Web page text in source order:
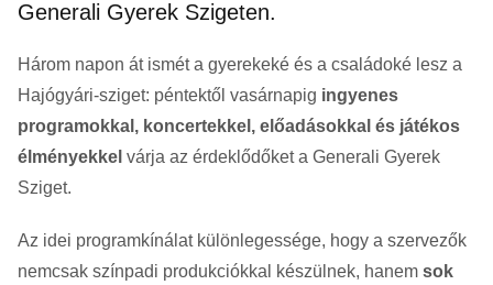
Generali Gyerek Szigeten.
Három napon át ismét a gyerekeké és a családoké lesz a
Hajógyári-sziget: péntektől vasárnapig ingyenes
programokkal, koncertekkel, előadásokkal és játékos
élményekkel várja az érdeklődőket a Generali Gyerek
Sziget.
Az idei programkínálat különlegessége, hogy a szervezők
nemcsak színpadi produkciókkal készülnek, hanem sok